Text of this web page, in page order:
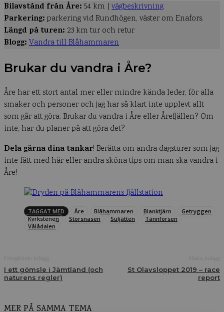
Bilavstånd från Åre: 54 km | vägbeskrivning
Parkering: parkering vid Rundhögen, väster om Enafors.
Längd på turen: 23 km tur och retur
Blogg: Vandra till Blåhammaren
Brukar du vandra i Åre?
Åre har ett stort antal mer eller mindre kända leder, för alla
smaker och personer och jag har så klart inte upplevt allt
som går att göra. Brukar du vandra i Åre eller Årefjällen? Om
inte, har du planer på att göra det?
Dela gärna dina tankar! Berätta om andra dagsturer som jag
inte fått med här eller andra sköna tips om man ska vandra i
Åre!
TAGGAT MED Åre Blåhammaren Blanktjärn
Getryggen
Kyrkstenen
Storsnasen Suljätten
Tännforsen
Vålådalen
I ett gömsle i Jämtland (och
naturens regler)
St Olavsloppet 2019 – race
report
MER PÅ SAMMA TEMA